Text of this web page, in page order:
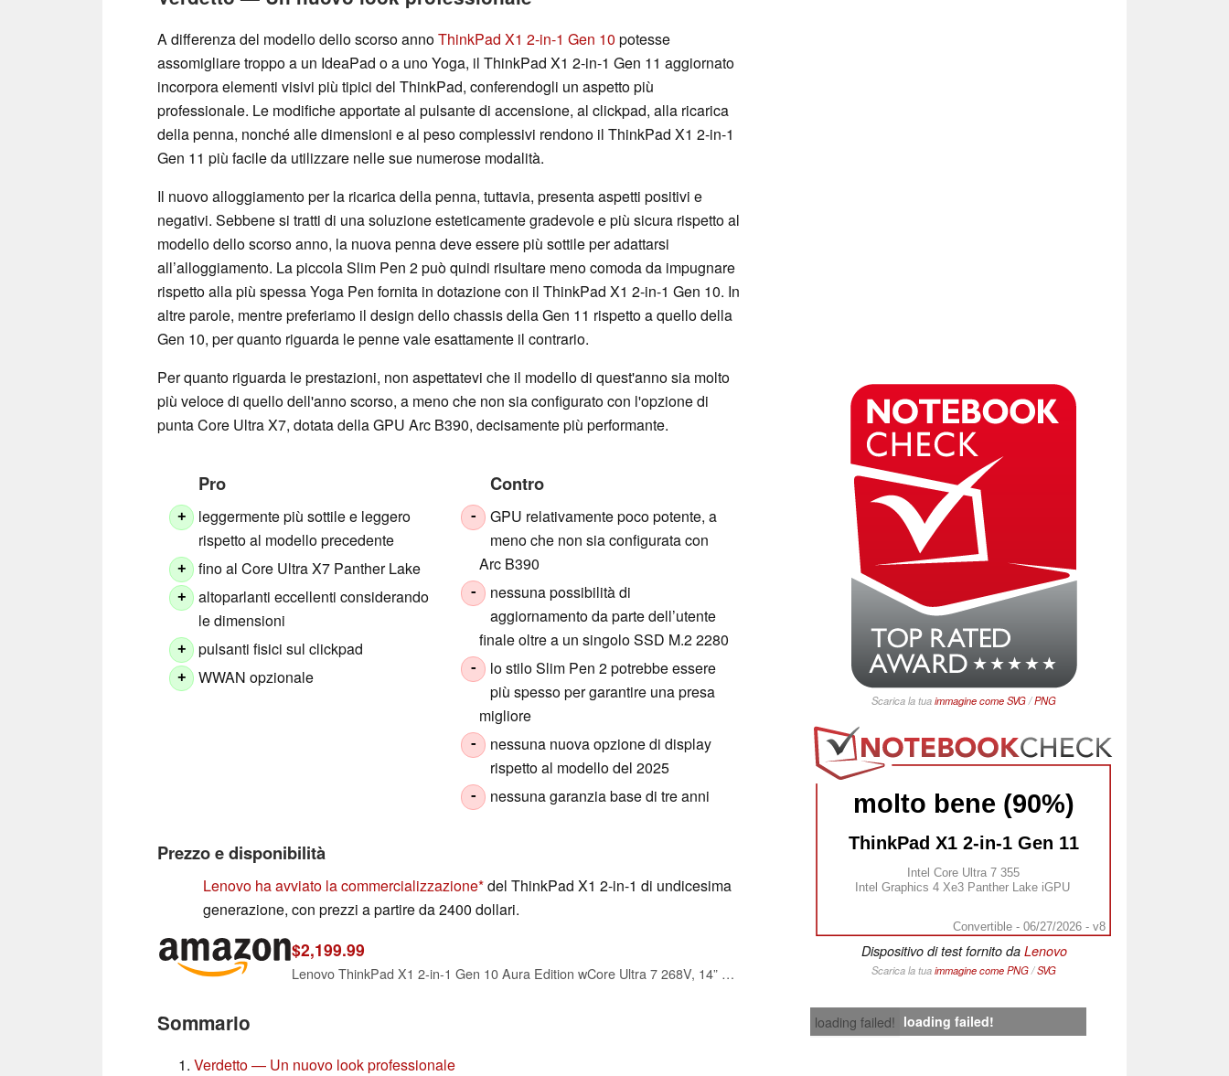
A differenza del modello dello scorso annoThinkPad X1 2-in-1 Gen 10 potesse
assomigliare troppo a un IdeaPad o a uno Yoga, il ThinkPad X1 2-in-1 Gen 11 aggiornato
incorpora elementi visivi più tipici del ThinkPad, conferendogli un aspetto più
professionale. Le modifiche apportate al pulsante di accensione, al clickpad, alla ricarica
della penna, nonché alle dimensioni e al peso complessivi rendono il ThinkPad X1 2-in-1
Gen 11 più facile da utilizzare nelle sue numerose modalità.
Il nuovo alloggiamento per la ricarica della penna, tuttavia, presenta aspetti positivi e
negativi. Sebbene si tratti di una soluzione esteticamente gradevole e più sicura rispetto al
modello dello scorso anno, la nuova penna deve essere più sottile per adattarsi
all’alloggiamento. La piccola Slim Pen 2 può quindi risultare meno comoda da impugnare
rispetto alla più spessa Yoga Pen fornita in dotazione con il ThinkPad X1 2-in-1 Gen 10. In
altre parole, mentre preferiamo il design dello chassis della Gen 11 rispetto a quello della
Gen 10, per quanto riguarda le penne vale esattamente il contrario.
Scarica la tuaimmagine comeSVG/PNG
molto bene (90%)
ThinkPad X1 2-in-1 Gen 11
Intel Core Ultra 7 355
Intel Graphics 4 Xe3 Panther Lake iGPU
Convertible - 06/27/2026 - v8
Dispositivo di test fornito da Lenovo
Scarica la tuaimmagine comePNG/SVG
Per quanto riguarda le prestazioni, non aspettatevi che il modello di quest'anno sia molto
più veloce di quello dell'anno scorso, a meno che non sia configurato con l'opzione di
punta Core Ultra X7, dotata della GPU Arc B390, decisamente più performante.
Pro
+
leggermente più sottile e leggero
rispetto al modello precedente
+ fino al Core Ultra X7 Panther Lake
+
altoparlanti eccellenti considerando
le dimensioni
+ pulsanti fisici sul clickpad
+ WWAN opzionale
Contro
-
GPU relativamente poco potente, a
meno che non sia configurata con
Arc B390
-
nessuna possibilità di
aggiornamento da parte dell’utente
finale oltre a un singolo SSD M.2 2280
-
lo stilo Slim Pen 2 potrebbe essere
più spesso per garantire una presa
migliore
-
nessuna nuova opzione di display
rispetto al modello del 2025
- nessuna garanzia base di tre anni
Prezzo e disponibilità
Lenovo ha avviato la commercializzazione del ThinkPad X1 2-in-1 di undicesima
generazione, con prezzi a partire da 2400 dollari.
$2,199.99
Lenovo ThinkPad X1 2-in-1 Gen 10 Aura Edition wCore Ultra 7 268V, 14” Touch
loading failed! loading failed!
Sommario
Verdetto — Un nuovo look professionale